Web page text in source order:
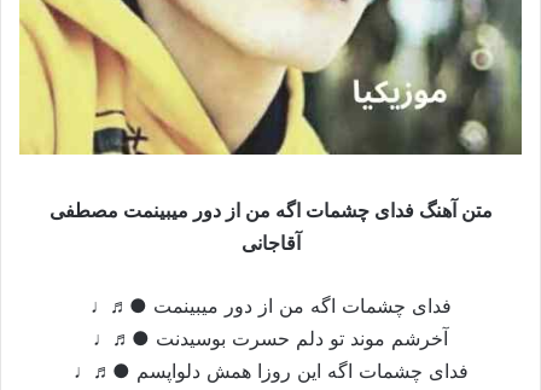
متن آهنگ فدای چشمات اگه من از دور میبینمت مصطفی
آقاجانی
فدای چشمات اگه من از دور میبینمت ●♬♩
آخرشم موند تو دلم حسرت بوسیدنت ●♬♩
فدای چشمات اگه این روزا همش دلواپسم ●♬♩